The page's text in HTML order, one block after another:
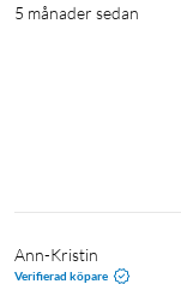
5 månader sedan
Ann-Kristin
Verifierad köpare